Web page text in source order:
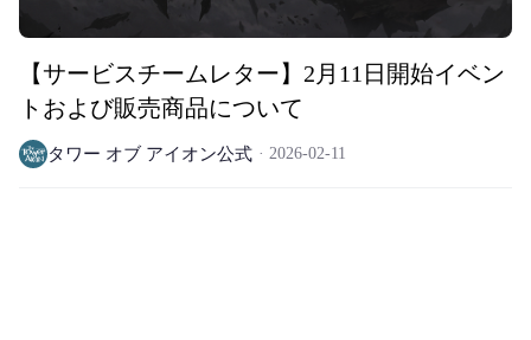
【サービスチームレター】2月11日開始イベン
トおよび販売商品について
タワー オブ アイオン公式 2026-02-11